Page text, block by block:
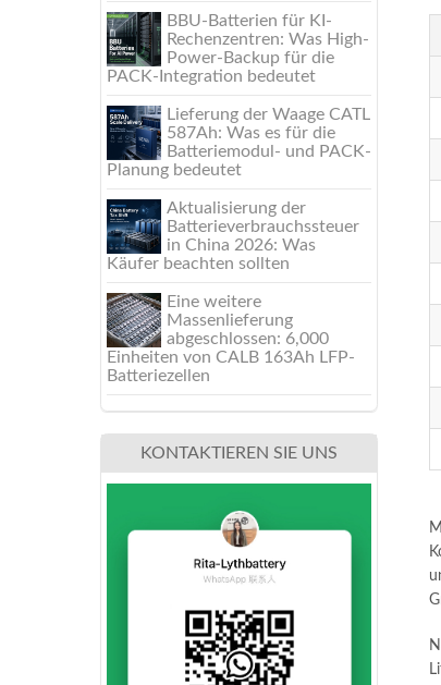
BBU-Batterien für KI-
Rechenzentren: Was High-
Power-Backup für die
PACK-Integration bedeutet
Lieferung der Waage CATL
587Ah: Was es für die
Batteriemodul- und PACK-
Planung bedeutet
Aktualisierung der
Batterieverbrauchssteuer
in China 2026: Was
Käufer beachten sollten
Eine weitere
Massenlieferung
abgeschlossen: 6,000
Einheiten von CALB 163Ah LFP-
Batteriezellen
KONTAKTIEREN SIE UNS